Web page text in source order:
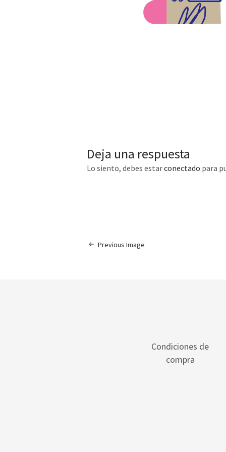
Deja una respuesta
Lo siento, debes estarconectado para
Previous Image
Condiciones de
compra